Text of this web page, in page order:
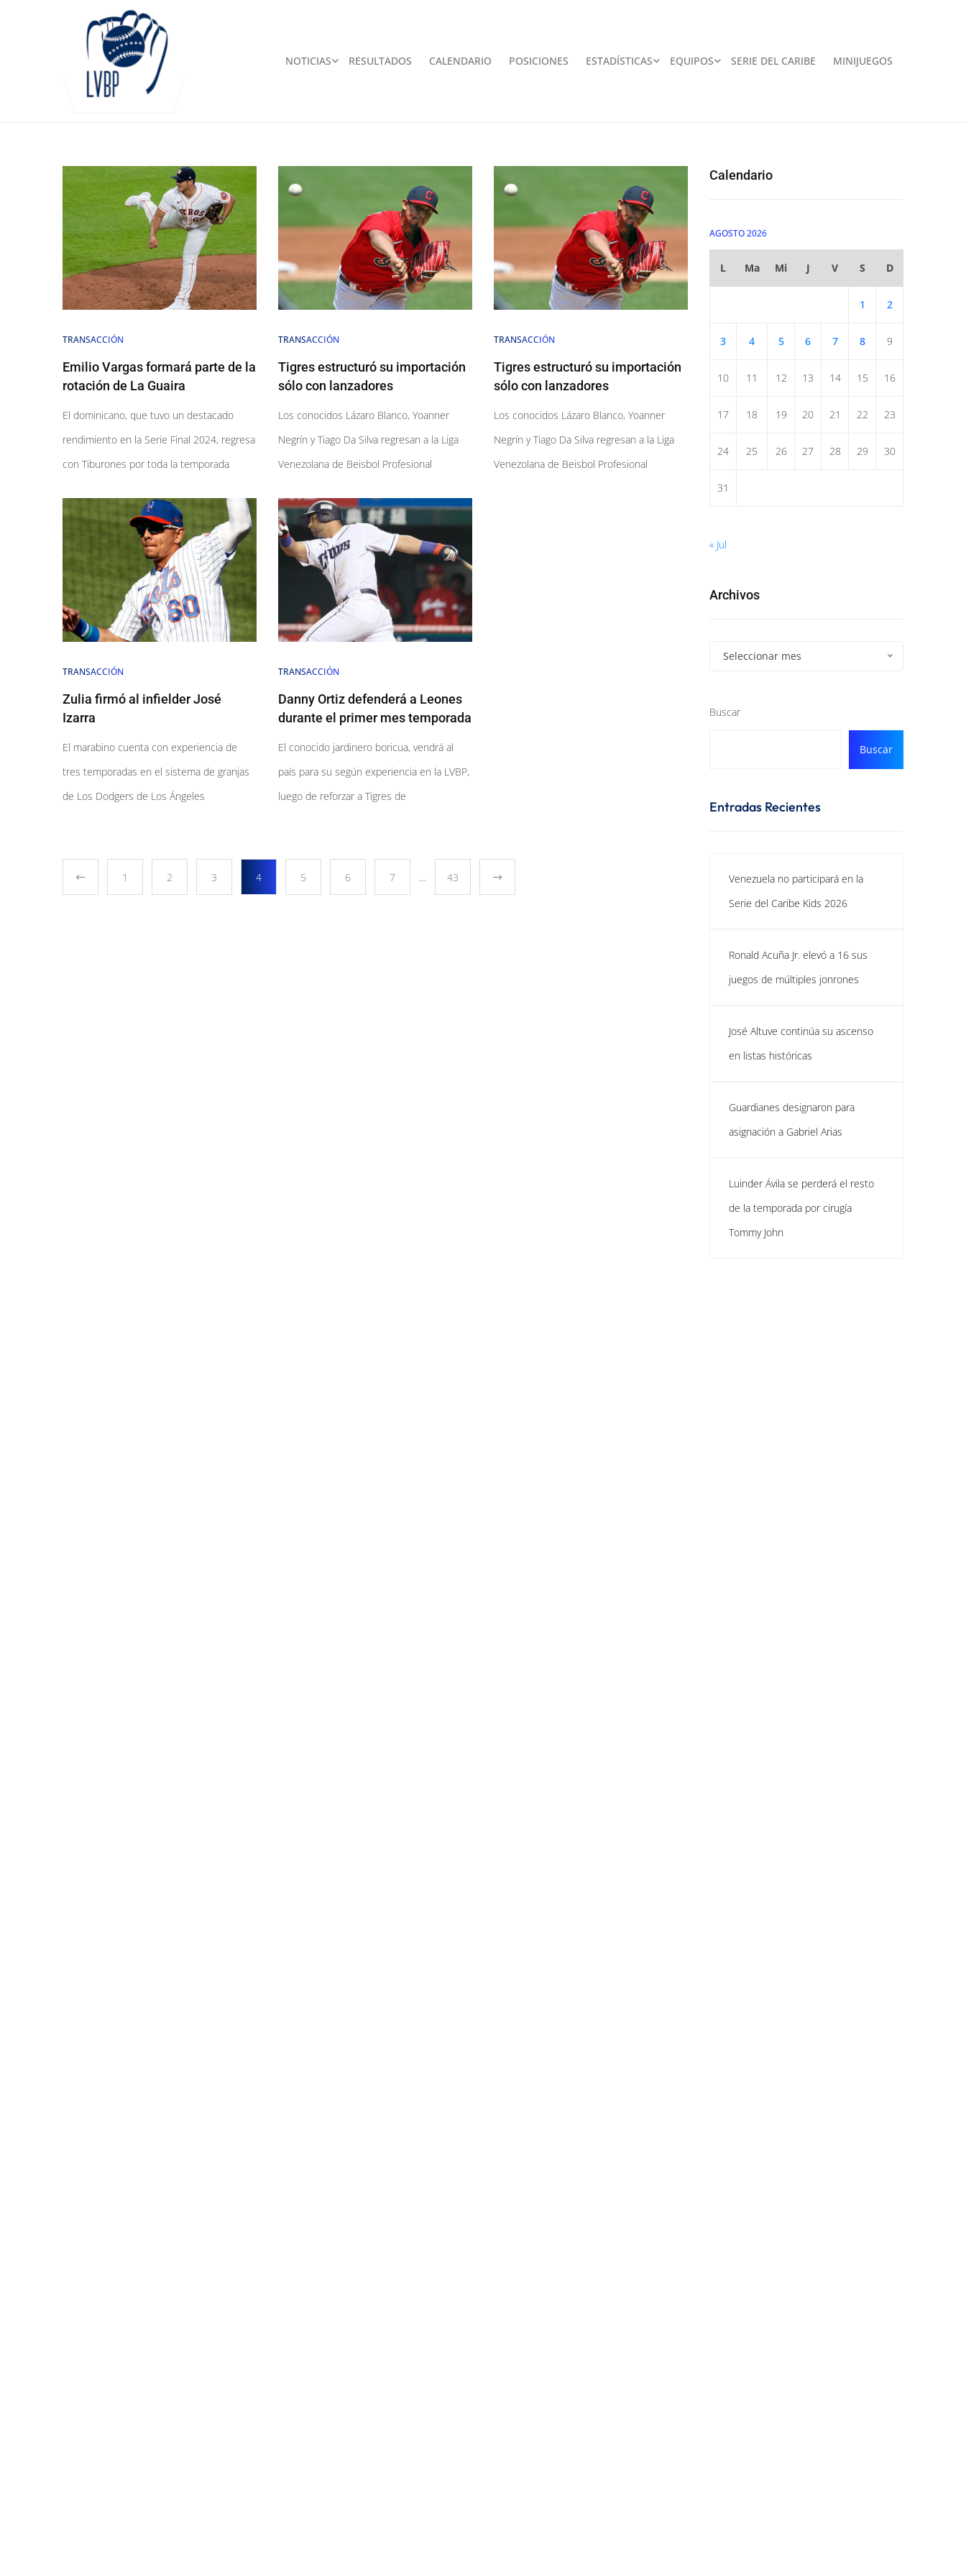
NOTICIAS RESULTADOS CALENDARIO POSICIONES ESTADÍSTICAS EQUIPOS SERIE DEL CARIBE MINIJUEGOS
TRANSACCIÓN
Emilio Vargas formará parte de la
rotación de La Guaira
​​​​​​​El dominicano, que tuvo un destacado
rendimiento en la Serie Final 2024, regresa
con Tiburones por toda la temporada
TRANSACCIÓN
Tigres estructuró su importación
sólo con lanzadores
Los conocidos Lázaro Blanco, Yoanner
Negrín y Tiago Da Silva regresan a la Liga
Venezolana de Beisbol Profesional
TRANSACCIÓN
Tigres estructuró su importación
sólo con lanzadores
Los conocidos Lázaro Blanco, Yoanner
Negrín y Tiago Da Silva regresan a la Liga
Venezolana de Beisbol Profesional
TRANSACCIÓN
Zulia firmó al infielder José
Izarra
El marabino cuenta con experiencia de
tres temporadas en el sistema de granjas
de Los Dodgers de Los Ángeles
TRANSACCIÓN
Danny Ortiz defenderá a Leones
durante el primer mes temporada
El conocido jardinero boricua, vendrá al
país para su según experiencia en la LVBP,
luego de reforzar a Tigres de
1 2 3 4 5 6 7 … 43
Calendario
AGOSTO 2026
L Ma Mi J V S D
1 2
3 4 5 6 7 8 9
10 11 12 13 14 15 16
17 18 19 20 21 22 23
24 25 26 27 28 29 30
31
« Jul
Archivos
Seleccionar mes
Buscar
Buscar
Entradas Recientes
Venezuela no participará en la
Serie del Caribe Kids 2026
Ronald Acuña Jr. elevó a 16 sus
juegos de múltiples jonrones
José Altuve continúa su ascenso
en listas históricas
Guardianes designaron para
asignación a Gabriel Arias
Luinder Ávila se perderá el resto
de la temporada por cirugía
Tommy John